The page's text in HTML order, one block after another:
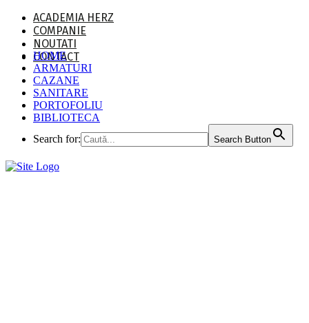
ACADEMIA HERZ
COMPANIE
NOUTATI
CONTACT
HOME
ARMATURI
CAZANE
SANITARE
PORTOFOLIU
BIBLIOTECA
Search for:
Search Button